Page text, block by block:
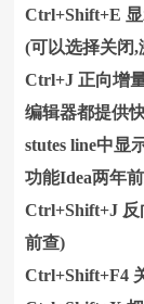
Ctrl+Shift+E
(可以选择关闭,
Ctrl+J 正向增
编辑器都提供
stutes line中显
功能Idea两年
Ctrl+Shift+J 反
前查)
Ctrl+Shift+F4